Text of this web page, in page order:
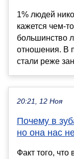
1% людей
кажется чем-
большинство
отношения. В
стали реже
20:21, 12 Ноя
Почему в
но она нас
Факт того, что